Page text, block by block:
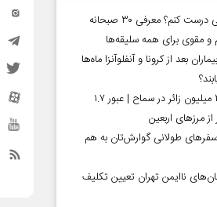
صبحانه چی درست کنم؟ معرفی ۳۰ صبحانه
و مقوی برای همه سلیقه‌ها
بعد از کرونا و آنفلوآنزا ماه‌ها
ثبت‌نام ۲.۵ میلیون زائر در سماح | عبور ۱.۷
مرز‌های اربعین
سفرهای طولانی گوارش‌تان به هم
ناایمن تهران تعیین تکلیف